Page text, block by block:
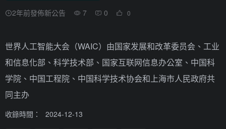
2年前發佈新公告 7 0 0
世界人工智能大会（WAIC）由国家发展和改革委员会、工业
和信息化部、科学技术部、国家互联网信息办公室、中国科
学院、中国工程院、中国科学技术协会和上海市人民政府共
同主办
收錄時間： 2024-12-13